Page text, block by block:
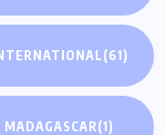
(61)
MADAGASCAR(1)